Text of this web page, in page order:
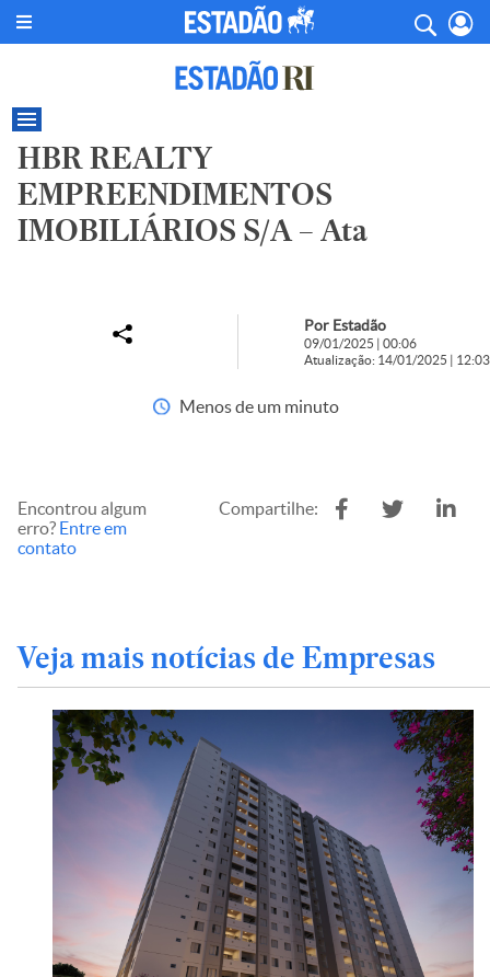
HBR REALTY
EMPREENDIMENTOS
IMOBILIÁRIOS S/A – Ata
Por Estadão
09/01/2025 | 00:06
Atualização: 14/01/2025 | 12:03
Menos de um minuto
Encontrou algum
erro? Entre em
contato
Compartilhe:
Veja mais notícias de Empresas